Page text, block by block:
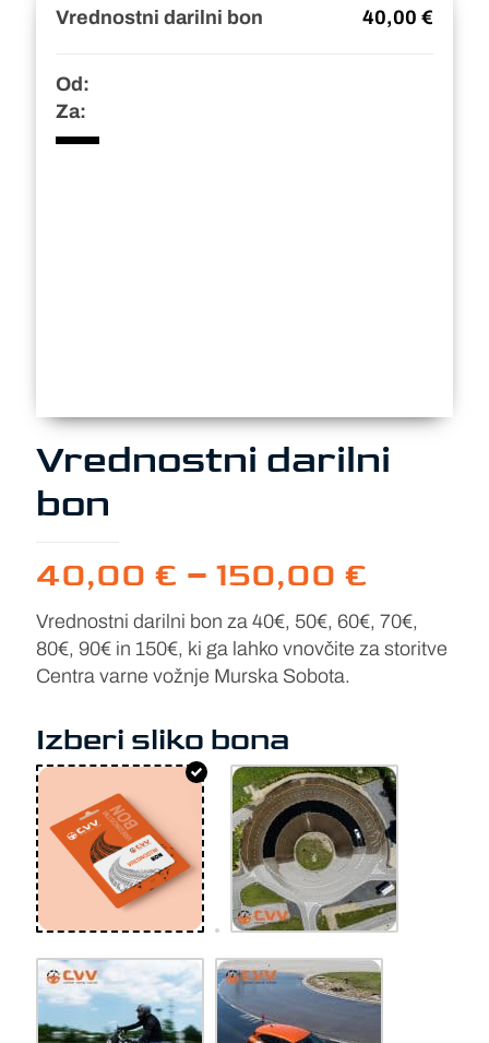
Vrednostni darilni bon 40,00 €
Od:
Za:
Vrednostni darilni
bon
40,00 € – 150,00 €
od
Vrednostni darilni bon za 40€, 50€, 60€, 70€,
80€, 90€ in 150€, ki ga lahko vnovčite za storitve
Centra varne vožnje Murska Sobota.
Izberi sliko bona